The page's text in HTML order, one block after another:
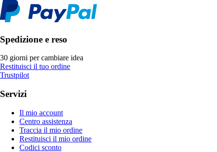
Spedizione e reso
30 giorni per cambiare idea
Restituisci il tuo ordine
Trustpilot
Servizi
Il mio account
Centro assistenza
Traccia il mio ordine
Restituisci il mio ordine
Codici sconto